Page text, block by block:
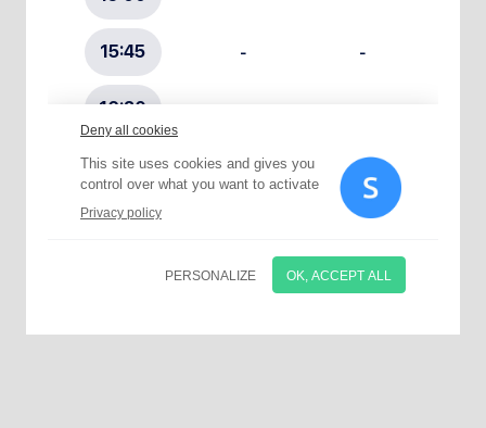
Choisissez votre abonnement :
Alertes Mail
Newsletter Culture